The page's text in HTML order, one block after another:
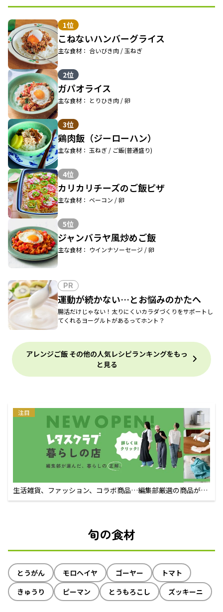
1位
こねないハンバーグライス
主な食材： 合いびき肉 / 玉ねぎ
2位
ガパオライス
主な食材： とりひき肉 / 卵
3位
鶏肉飯（ジーローハン）
主な食材： 玉ねぎ / ご飯(普通盛り)
4位
カリカリチーズのご飯ピザ
主な食材： ベーコン / 卵
5位
ジャンバラヤ風炒めご飯
主な食材： ウインナソーセージ / 卵
PR
運動が続かない…とお悩みのかたへ
腸活だけじゃない！太りにくいカラダづくりをサポートし
てくれるヨーグルトがあるってホント？
アレンジご飯 その他の人気レシピランキングをもっ
と見る
注目
生活雑貨、ファッション、コラボ商品…編集部厳選の商品が買
えるECサイト
旬の食材
とうがん モロヘイヤ ゴーヤー
トマト
きゅうり
ピーマン とうもろこし ズッキーニ